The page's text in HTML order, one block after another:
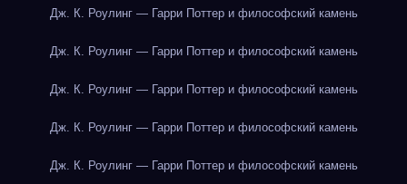
Дж. К. Роулинг — Гарри Поттер и философский камень
Дж. К. Роулинг — Гарри Поттер и философский камень
Дж. К. Роулинг — Гарри Поттер и философский камень
Дж. К. Роулинг — Гарри Поттер и философский камень
Дж. К. Роулинг — Гарри Поттер и философский камень